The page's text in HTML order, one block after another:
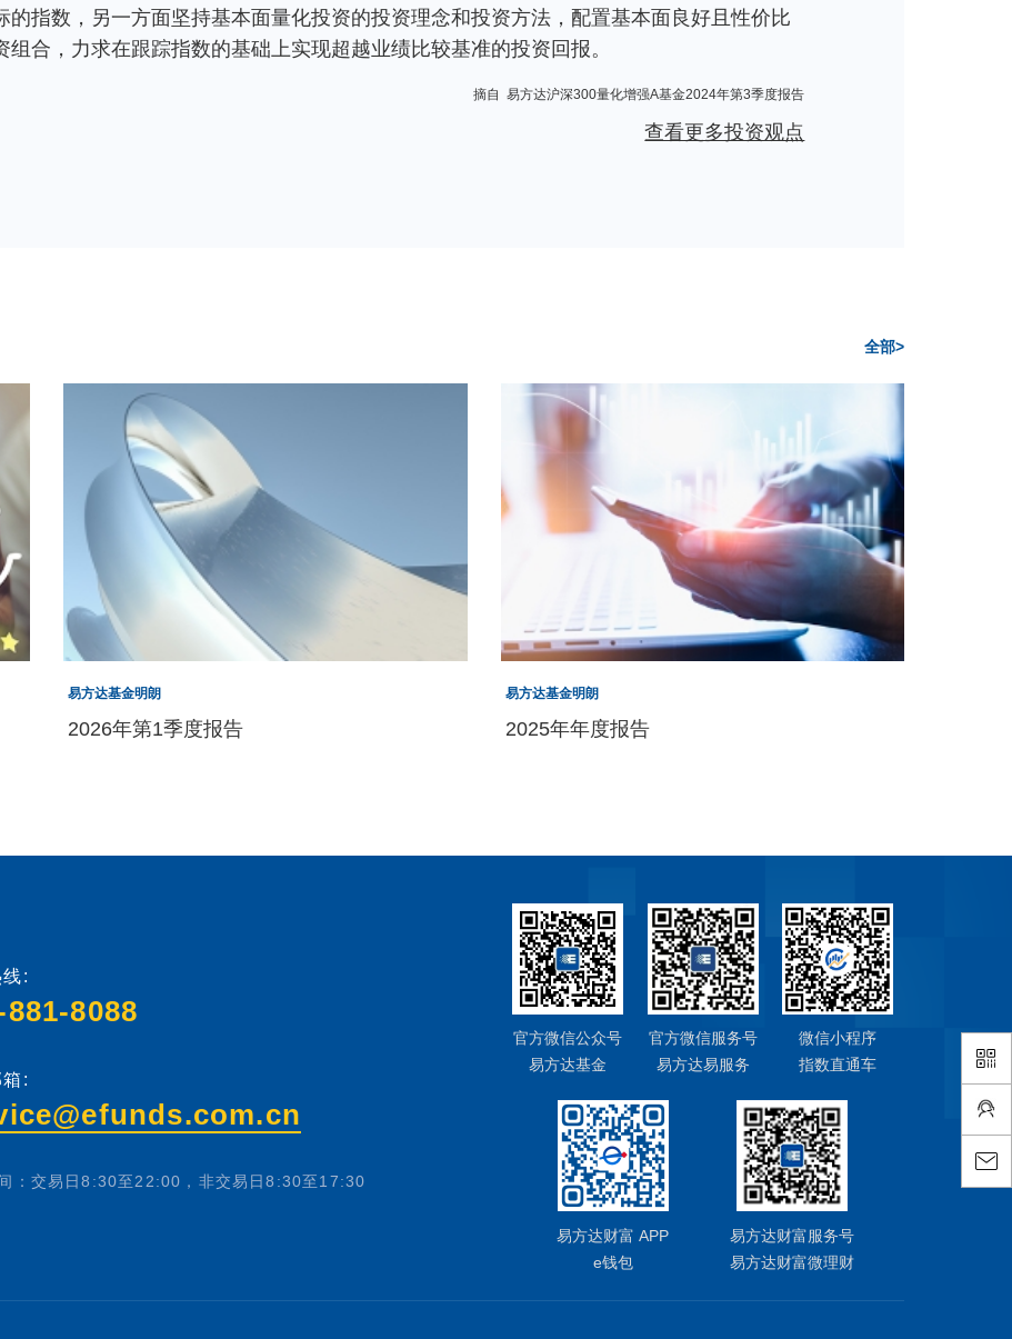
的指数，另一方面坚持基本面量化投资的投资理念和投资方法，配置基本面良好且性价比
合，力求在跟踪指数的基础上实现超越业绩比较基准的投资回报。
摘自 易方达沪深300量化增强A基金2024年第3季度报告
查看更多投资观点
全部>
易方达基金明朗
2026年第1季度报告
易方达基金明朗
2025年年度报告
线:
881-8088
:
：交易日8:30至22:00，非交易日8:30至17:30
官方微信公众号
易方达基金
官方微信服务号
易方达易服务
微信小程序
指数直通车
易方达财富 APP
e钱包
易方达财富服务号
易方达财富微理财